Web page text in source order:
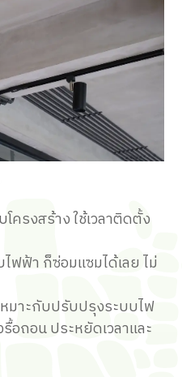
ครงสร้าง ใช้เวลาติดตั้ง
ฟ้า ก็ซ่อมแซมได้เลย ไม่
มาะกับปรับปรุงระบบไฟ
อถอน ประหยัดเวลาและ